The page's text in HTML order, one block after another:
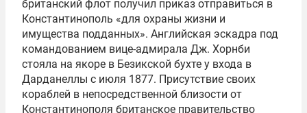
британский флот получил приказ отправиться в
Константинополь «для охраны жизни и
имущества подданных». Английская эскадра под
командованием вице-адмирала Дж. Хорнби
стояла на якоре в Безикской бухте у входа в
Дарданеллы с июля 1877. Присутствие своих
кораблей в непосредственной близости от
Константинополя британское правительство